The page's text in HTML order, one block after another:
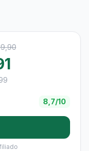
8,7/10